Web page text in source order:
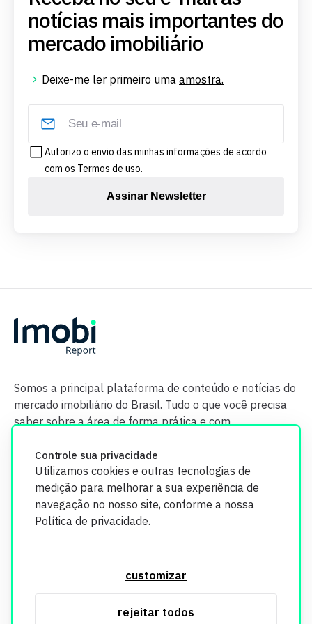
Controle sua privacidade
Utilizamos cookies e outras tecnologias de
medição para melhorar a sua experiência de
navegação no nosso site, conforme a nossa
Política de privacidade.
customizar
rejeitar todos
notícias mais importantes do
mercado imobiliário
Deixe-me ler primeiro uma amostra.
Autorizo o envio das minhas informações de acordo
com os Termos de uso.
Assinar Newsletter
Somos a principal plataforma de conteúdo e notícias do
mercado imobiliário do Brasil. Tudo o que você precisa
saber sobre a área de forma prática e com
segurança. Todos os dados coletados em nosso site são
utilizados exclusivamente para fins de aprimoramento de
informações, consulte nossa Política de Privacidade.